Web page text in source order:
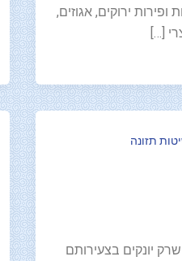
ופירות ירוקים, אגוזים,
[…]
תזונה
יונקים בצעירותם